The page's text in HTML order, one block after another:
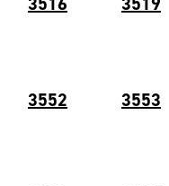
3552 3553